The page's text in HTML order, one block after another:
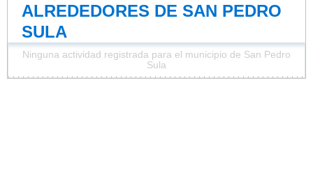
ALREDEDORES DE SAN PEDRO
SULA
Ninguna actividad registrada para el municipio de San Pedro
Sula